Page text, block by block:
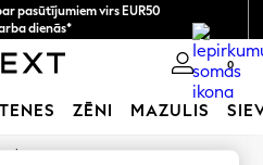
pasūtījumiem virs EUR50
dienās*
jūs varat
latviešu valodā!
0
ZĒNI MAZULIS